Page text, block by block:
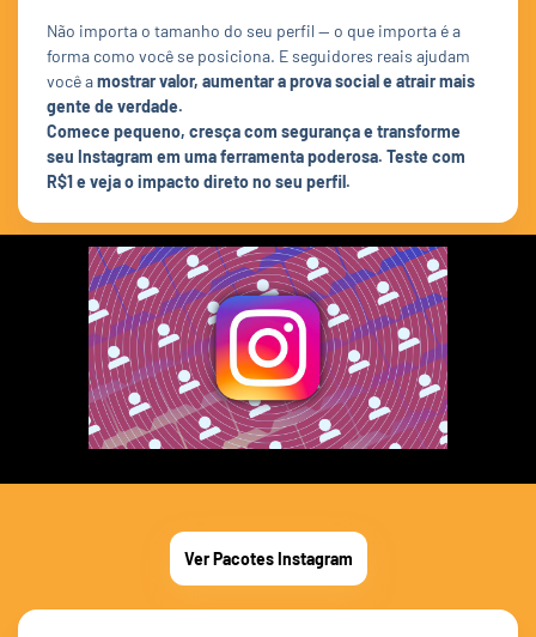
Não importa o tamanho do seu perfil — o que importa é a
forma como você se posiciona. E seguidores reais ajudam
você amostrar valor, aumentar a prova social e atrair mais
gente de verdade.
Comece pequeno, cresça com segurança e transforme
seu Instagram em uma ferramenta poderosa. Teste com
R$1 e veja o impacto direto no seu perfil.
Ver Pacotes Instagram